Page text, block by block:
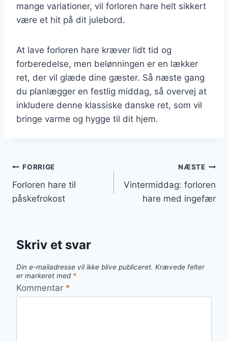
mange variationer, vil forloren hare helt sikkert
være et hit på dit julebord.
At lave forloren hare kræver lidt tid og
forberedelse, men belønningen er en lækker
ret, der vil glæde dine gæster. Så næste gang
du planlægger en festlig middag, så overvej at
inkludere denne klassiske danske ret, som vil
bringe varme og hygge til dit hjem.
Indlægsnavigation
FORRIGE
Forloren hare til
påskefrokost
NÆSTE
Vintermiddag: forloren
hare med ingefær
Skriv et svar
Din e-mailadresse vil ikke blive publiceret. Krævede felter
er markeret med *
Kommentar *